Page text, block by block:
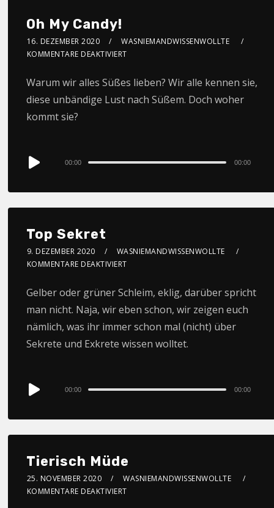
Oh My Candy!
16. DEZEMBER 2020
WASNIEMANDWISSENWOLLTE
KOMMENTARE DEAKTIVIERT
Warum wir alles Süßes lieben? Wir alle kennen sie,
diese unbändige Lust nach Süßem. Doch woher
kommt sie?
Audio
00:00 00:00
Top Sekret
9. DEZEMBER 2020
WASNIEMANDWISSENWOLLTE
KOMMENTARE DEAKTIVIERT
Gelber oder grüner Schleim, eklig, darüber spricht
man nicht. Naja, wir eben schon, wir zeigen euch
nämlich, was ihr immer schon mal (nicht) über
Sekrete und Exkrete wissen wolltet.
Audio
00:00 00:00
Tierisch Müde
25. NOVEMBER 2020
WASNIEMANDWISSENWOLLTE
KOMMENTARE DEAKTIVIERT